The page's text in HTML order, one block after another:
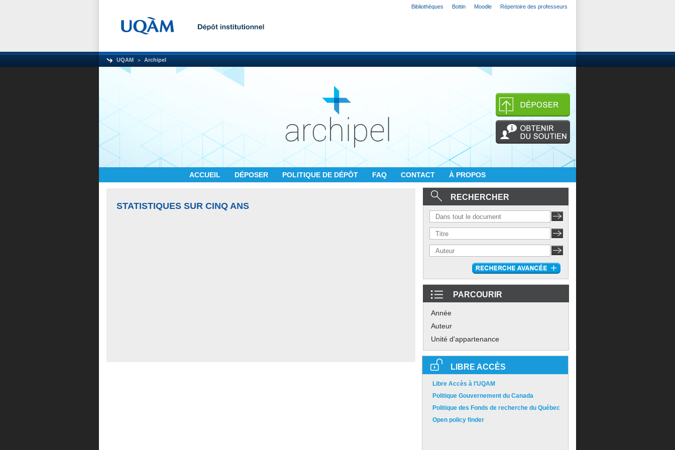
Bibliothèques Bottin Moodle Répertoire des professeurs
UQAM Archipel
ACCUEIL DÉPOSER POLITIQUE DE DÉPÔT FAQ CONTACT À PROPOS
STATISTIQUES SUR CINQ ANS
RECHERCHER
PARCOURIR
Année
Auteur
Unité d'appartenance
LIBRE ACCÈS
Libre Accès à l'UQAM
Politique Gouvernement du Canada
Politique des Fonds de recherche du Québec
Open policy finder